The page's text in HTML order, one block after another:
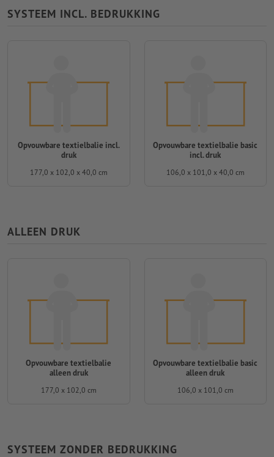
SYSTEEM INCL. BEDRUKKING
Opvouwbare textielbalie incl.
druk
177,0 x 102,0 x 40,0 cm
Opvouwbare textielbalie basic
incl. druk
106,0 x 101,0 x 40,0 cm
ALLEEN DRUK
Opvouwbare textielbalie
alleen druk
177,0 x 102,0 cm
Opvouwbare textielbalie basic
alleen druk
106,0 x 101,0 cm
SYSTEEM ZONDER BEDRUKKING